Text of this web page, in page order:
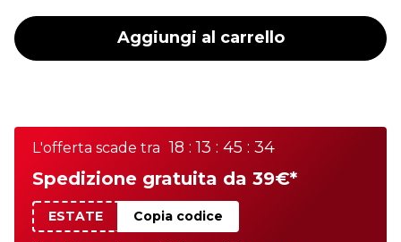
Aggiungi al carrello
L'offerta scade tra 18 : 13 : 45 : 34
Spedizione gratuita da 39€*
ESTATE Copia codice